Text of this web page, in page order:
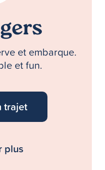
et embarque.
et fun.
trajet
plus